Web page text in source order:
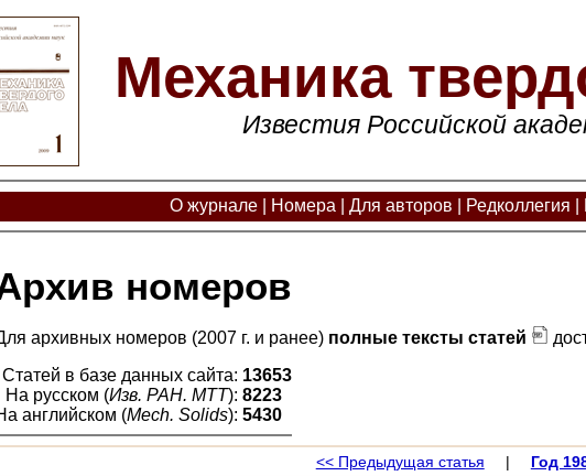
Механика
Известия Российской
О журнале Номера Для авторов Редколлегия
номеров
архивных номеров (2007 г. и ранее) полные тексты статей
Статей в базе данных сайта: 13653
На русском (Изв. РАН. МТТ): 8223
английском (Mech. Solids): 5430
<< Предыдущая статья | Год